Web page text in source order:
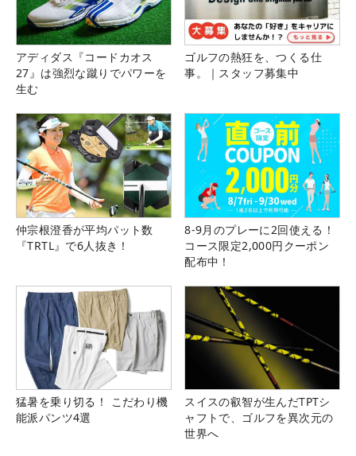
アディダス『コードカオス
27』は強烈な蹴りでパワーを
生む
ゴルフの熱狂を、つくる仕
事。｜スタッフ募集中
仲宗根澄香が平均パット数
『TRTL』で6人抜き！
8-9月のプレーに2回使える！
コース限定2,000円クーポン
配布中！
猛暑を乗り切る！ こだわり機
能派パンツ4選
スイスの叡智が生んだTPTシ
ャフトで、ゴルフを異次元の
世界へ